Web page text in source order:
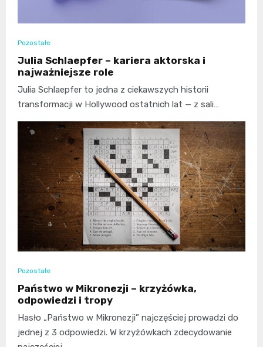
Pozostałe
Julia Schlaepfer – kariera aktorska i
najważniejsze role
Julia Schlaepfer to jedna z ciekawszych historii
transformacji w Hollywood ostatnich lat — z sali…
Pozostałe
Państwo w Mikronezji – krzyżówka,
odpowiedzi i tropy
Hasło „Państwo w Mikronezji” najczęściej prowadzi do
jednej z 3 odpowiedzi. W krzyżówkach zdecydowanie